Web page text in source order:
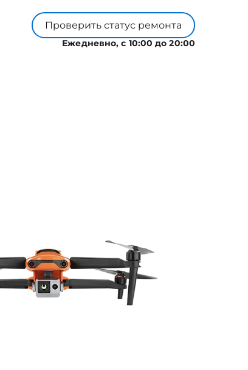
Проверить статус ремонта
Ежедневно, с 10:00 до 20:00